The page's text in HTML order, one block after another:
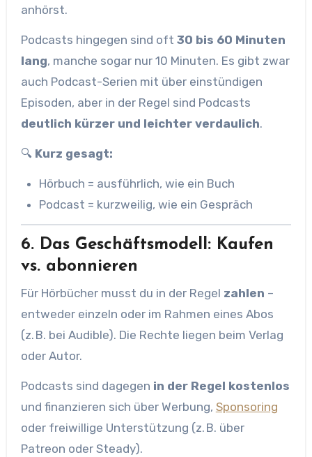
anhörst.
Podcasts hingegen sind oft 30 bis 60 Minuten
lang, manche sogar nur 10 Minuten. Es gibt zwar
auch Podcast-Serien mit über einstündigen
Episoden, aber in der Regel sind Podcasts
deutlich kürzer und leichter verdaulich.
🔍 Kurz gesagt:
Hörbuch = ausführlich, wie ein Buch
Podcast = kurzweilig, wie ein Gespräch
6. Das Geschäftsmodell: Kaufen
vs. abonnieren
Für Hörbücher musst du in der Regel zahlen –
entweder einzeln oder im Rahmen eines Abos
(z. B. bei Audible). Die Rechte liegen beim Verlag
oder Autor.
Podcasts sind dagegen in der Regel kostenlos
und finanzieren sich über Werbung, Sponsoring
oder freiwillige Unterstützung (z. B. über
Patreon oder Steady).